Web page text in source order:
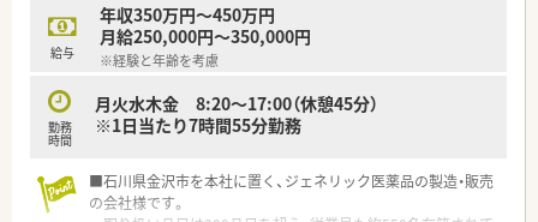
【会社特徴】
■ワークライフバランス優良企業賞を受賞しており、働きやすい
環境づくりに注力しています。
動にも積極的に取り組んでいます。
■入社3年以内の離職率が低く、社員が安心して長く働き続けら
給与
年収350万円～450万円
月給250,000円～350,000円
※経験と年齢を考慮
勤務
時間
月火水木金 8:20～17:00（休憩45分）
※1日当たり7時間55分勤務
■石川県金沢市を本社に置く、ジェネリック医薬品の製造・販売
の会社様です。